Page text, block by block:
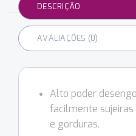
DESCRIÇÃO
AVALIAÇÕES (0)
Alto poder
facilmente
e gorduras.